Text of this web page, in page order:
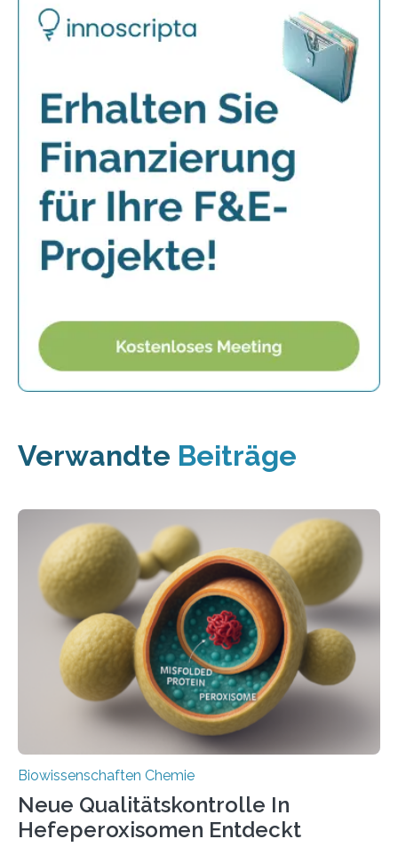
Verwandte Beiträge
Biowissenschaften Chemie
Neue Qualitätskontrolle In
Hefeperoxisomen Entdeckt